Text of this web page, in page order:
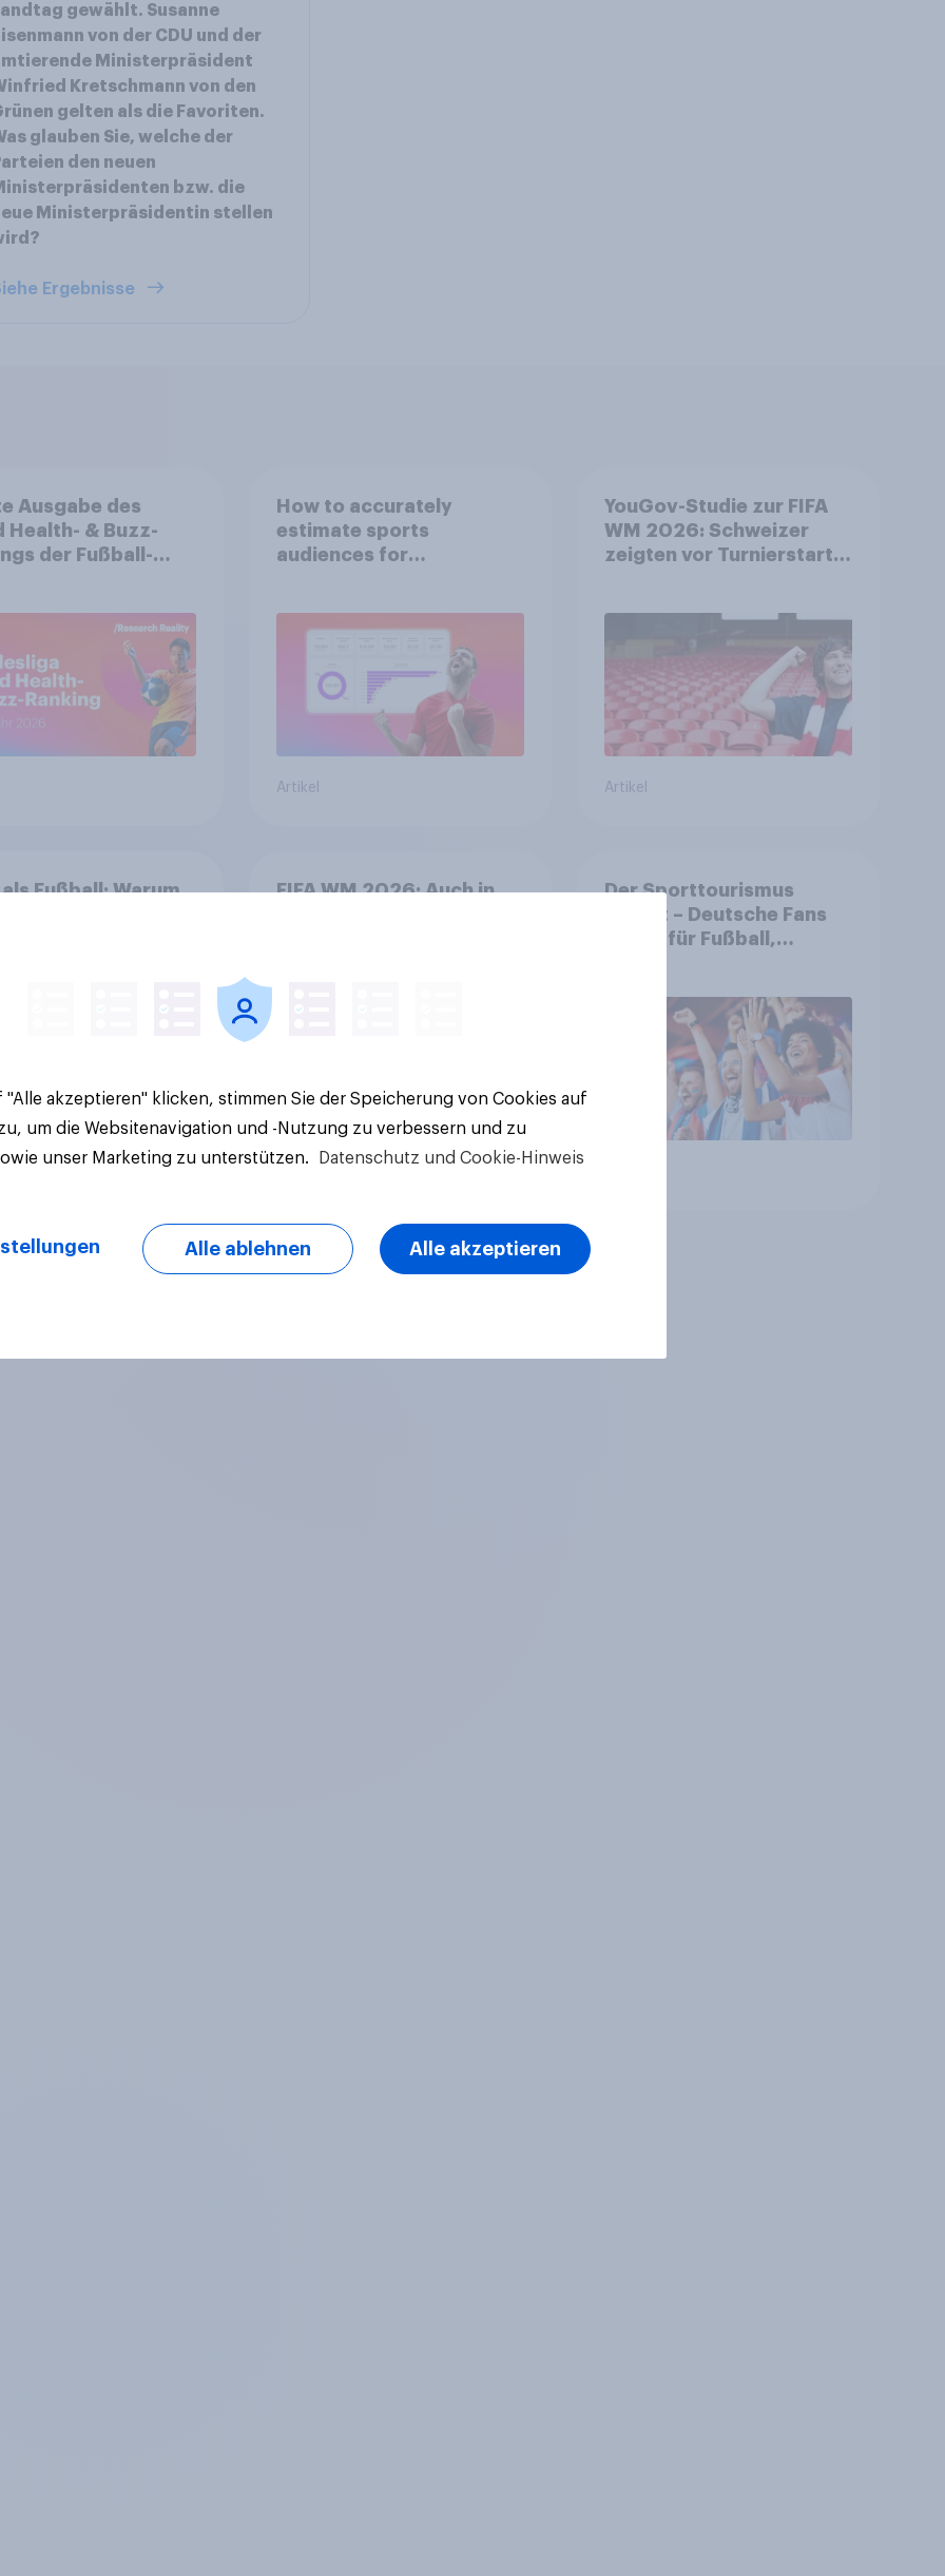
gewählt. Susanne
von der CDU und der
Ministerpräsident
Kretschmann von den
gelten als die Favoriten.
glauben Sie, welche der
den neuen
bzw. die
Ministerpräsidentin stellen
Ergebnisse
Ausgabe des
Health- & Buzz-
der Fußball-
How to accurately
estimate sports
audiences for
Artikel
YouGov-Studie zur FIFA
WM 2026: Schweizer
zeigten vor Turnierstart
Artikel
Fußball: Warum
FIFA WM 2026: Auch in
Der Sporttourismus
boomt – Deutsche Fans
reisen für Fußball,
"Alle akzeptieren" klicken, stimmen Sie der Speicherung von Cookies auf
zu, um die Websitenavigation und -Nutzung zu verbessern und zu
unser Marketing zu unterstützen.
Datenschutz und Cookie-Hinweis
Alle ablehnen Alle akzeptieren